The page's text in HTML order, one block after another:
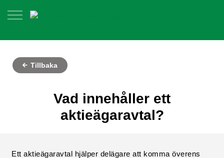
Tillbaka
Vad innehåller ett
aktieägaravtal?
Ett aktieägaravtal hjälper delägare att komma överens